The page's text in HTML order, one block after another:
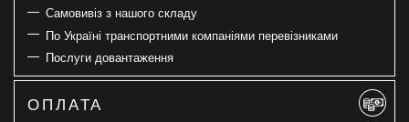
Самовивіз з нашого складу
По Україні транспортними компаніями перевізниками
Послуги довантаження
ОПЛАТА